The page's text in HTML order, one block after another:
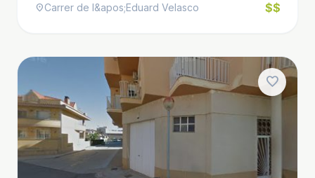
location_onCarrer de l&apos;Eduard Velasco $$
favorite